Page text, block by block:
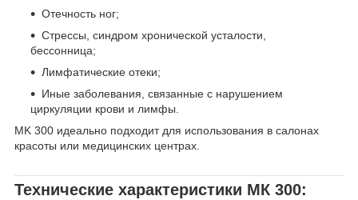
Отечность ног;
Стрессы, синдром хронической усталости,
бессонница;
Лимфатические отеки;
Иные заболевания, связанные с нарушением
циркуляции крови и лимфы.
MK 300 идеально подходит для использования в салонах
красоты или медицинских центрах.
Технические характеристики МК 300: